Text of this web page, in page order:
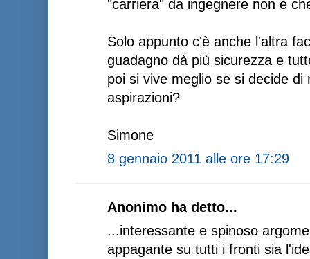
"carriera" da ingegnere non è
Solo appunto c'è anche l'altra
guadagno dà più sicurezza e
poi si vive meglio se si decide
aspirazioni?
Simone
8 gennaio 2011 alle ore 17:29
Anonimo ha detto...
...interessante e spinoso
appagante su tutti i fronti sia